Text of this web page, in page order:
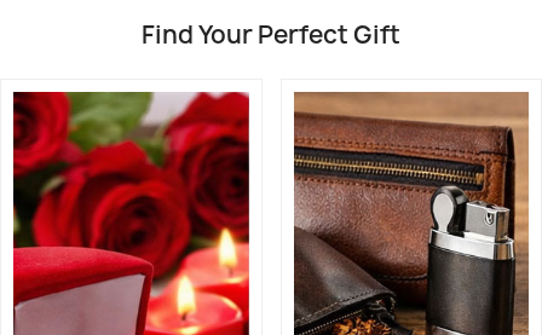
Find Your Perfect Gift